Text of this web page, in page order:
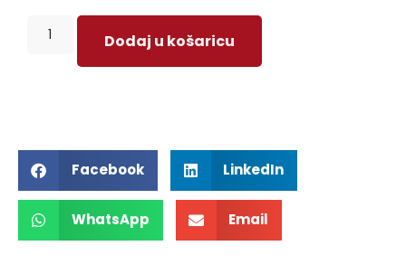
Dodaj u košaricu
Facebook LinkedIn
WhatsApp Email